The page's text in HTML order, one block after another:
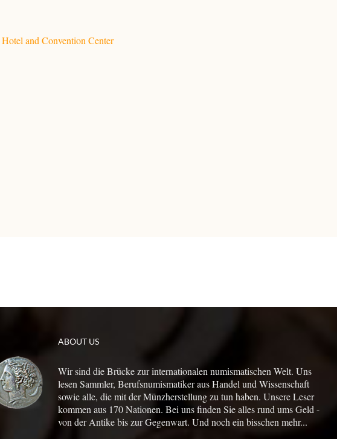
and Convention Center
ABOUT US
Wir sind die Brücke zur internationalen numismatischen Welt. Uns
lesen Sammler, Berufsnumismatiker aus Handel und Wissenschaft
sowie alle, die mit der Münzherstellung zu tun haben. Unsere Leser
kommen aus 170 Nationen. Bei uns finden Sie alles rund ums Geld -
von der Antike bis zur Gegenwart. Und noch ein bisschen mehr...